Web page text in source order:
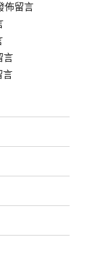
佈留言
言
言